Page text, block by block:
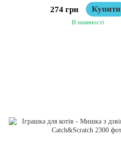
274 грн
Купити
В наявності